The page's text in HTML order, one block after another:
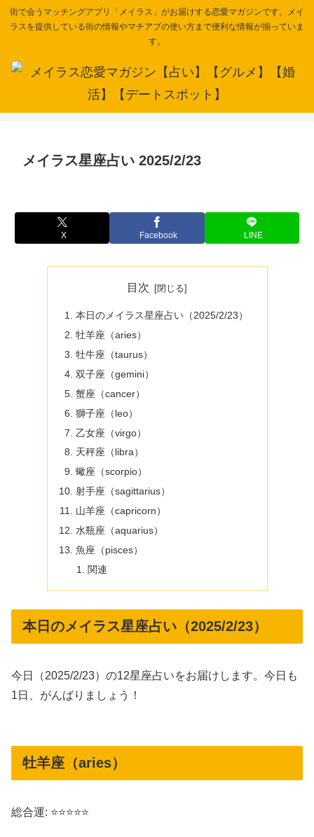
街で会うマッチングアプリ「メイラス」がお届けする恋愛マガジンです。メイ
ラスを提供している街の情報やマチアプの使い方まで便利な情報が揃っていま
す。
メイラス星座占い 2025/2/23
X Facebook LINE
目次
本日のメイラス星座占い（2025/2/23）
牡羊座（aries）
牡牛座（taurus）
双子座（gemini）
蟹座（cancer）
獅子座（leo）
乙女座（virgo）
天秤座（libra）
蠍座（scorpio）
射手座（sagittarius）
山羊座（capricorn）
水瓶座（aquarius）
魚座（pisces）
関連
本日のメイラス星座占い（2025/2/23）
今日（2025/2/23）の12星座占いをお届けします。今日も
1日、がんばりましょう！
牡羊座（aries）
総合運: ⭐⭐⭐⭐⭐